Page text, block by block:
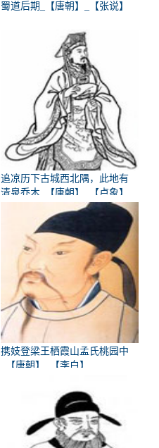
蜀道后期_【唐朝】_【张说】
追凉历下古城西北隅，此地有
清泉乔木_【唐朝】_【卢象】
携妓登梁王栖霞山孟氏桃园中
_【唐朝】_【李白】